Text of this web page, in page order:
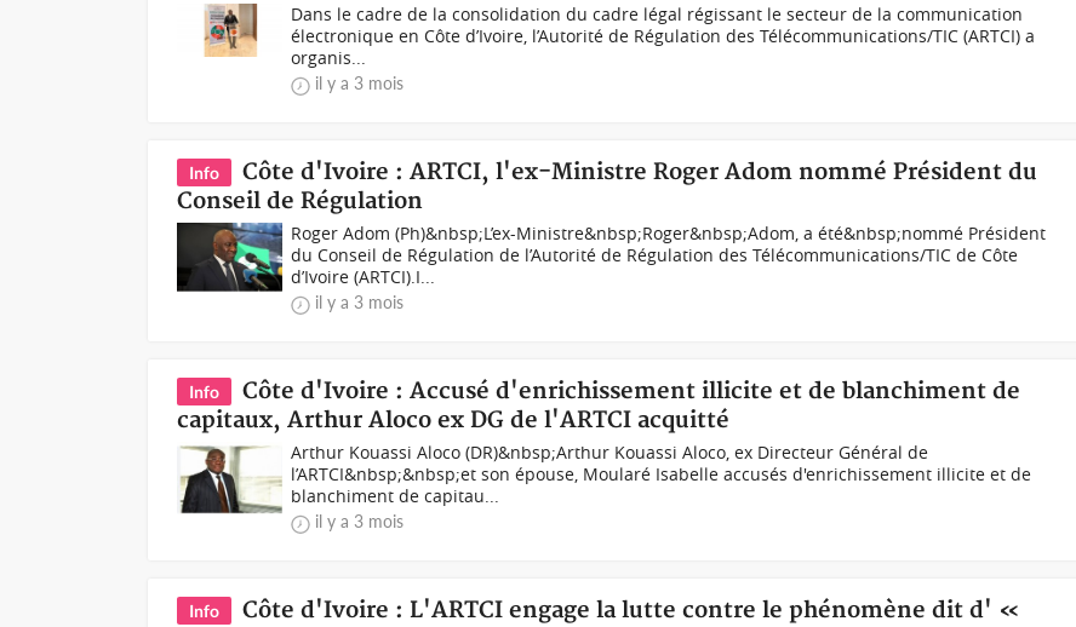
Dans le cadre de la consolidation du cadre légal régissant le secteur de la communication
électronique en Côte d’Ivoire, l’Autorité de Régulation des Télécommunications/TIC (ARTCI) a
organis...
il y a 3 mois
Info
Côte d'Ivoire : ARTCI, l'ex-Ministre Roger Adom nommé Président du
Conseil de Régulation
Roger Adom (Ph)&nbsp;L’ex-Ministre&nbsp;Roger&nbsp;Adom, a été&nbsp;nommé Président
du Conseil de Régulation de l’Autorité de Régulation des Télécommunications/TIC de Côte
d’Ivoire (ARTCI).I...
il y a 3 mois
Info
Côte d'Ivoire : Accusé d'enrichissement illicite et de blanchiment de
capitaux, Arthur Aloco ex DG de l'ARTCI acquitté
Arthur Kouassi Aloco (DR)&nbsp;Arthur Kouassi Aloco, ex Directeur Général de
l’ARTCI&nbsp;&nbsp;et son épouse, Moularé Isabelle accusés d'enrichissement illicite et de
blanchiment de capitau...
il y a 3 mois
Info
Côte d'Ivoire : L'ARTCI engage la lutte contre le phénomène dit d' «